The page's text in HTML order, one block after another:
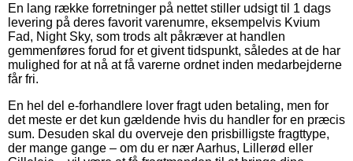
En lang række forretninger på nettet stiller udsigt til 1 dags
levering på deres favorit varenumre, eksempelvis Kvium
Fad, Night Sky, som trods alt påkræver at handlen
gemmenføres forud for et givent tidspunkt, således at de har
mulighed for at nå at få varerne ordnet inden medarbejderne
får fri.
En hel del e-forhandlere lover fragt uden betaling, men for
det meste er det kun gældende hvis du handler for en præcis
sum. Desuden skal du overveje den prisbilligste fragttype,
der mange gange – om du er nær Aarhus, Lillerød eller